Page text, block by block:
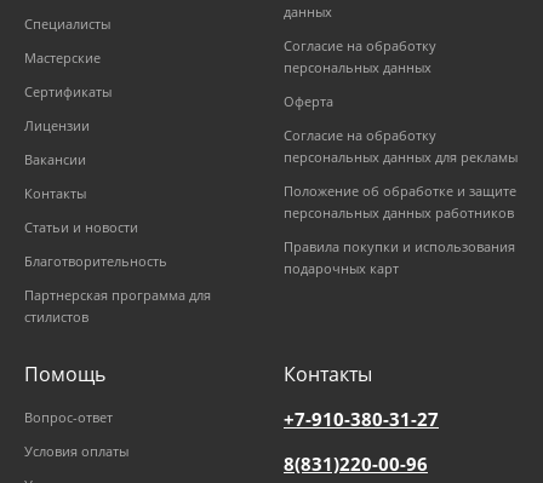
Специалисты
Мастерские
Сертификаты
Лицензии
Вакансии
Контакты
Статьи и новости
Благотворительность
Партнерская программа для
стилистов
данных
Согласие на обработку
персональных данных
Оферта
Согласие на обработку
персональных данных для рекламы
Положение об обработке и защите
персональных данных работников
Правила покупки и использования
подарочных карт
Помощь
Вопрос-ответ
Условия оплаты
Контакты
+7-910-380-31-27
8(831)220-00-96